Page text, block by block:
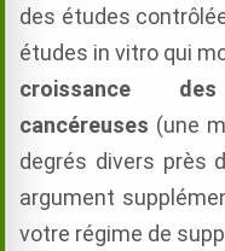
des études
études in vitro qui
croissance
cancéreuses (une
degrés divers près
argument
votre régime de